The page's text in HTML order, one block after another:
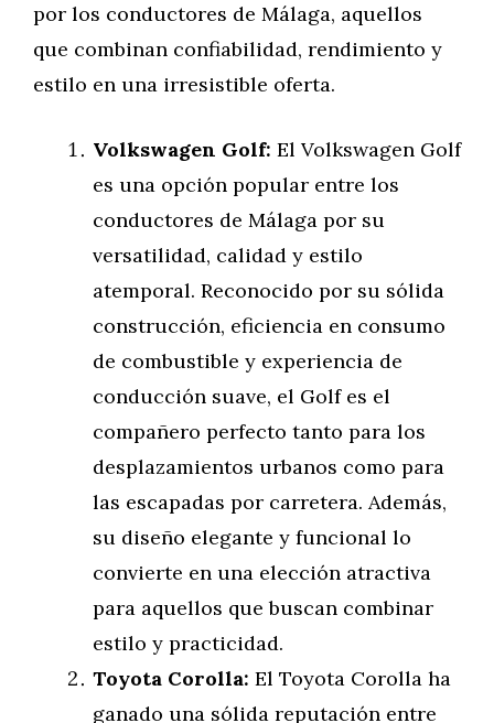
por los conductores de Málaga, aquellos
que combinan confiabilidad, rendimiento y
estilo en una irresistible oferta.
Volkswagen Golf: El Volkswagen Golf
es una opción popular entre los
conductores de Málaga por su
versatilidad, calidad y estilo
atemporal. Reconocido por su sólida
construcción, eficiencia en consumo
de combustible y experiencia de
conducción suave, el Golf es el
compañero perfecto tanto para los
desplazamientos urbanos como para
las escapadas por carretera. Además,
su diseño elegante y funcional lo
convierte en una elección atractiva
para aquellos que buscan combinar
estilo y practicidad.
Toyota Corolla: El Toyota Corolla ha
ganado una sólida reputación entre